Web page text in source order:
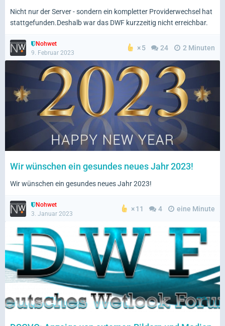
Nicht nur der Server - sondern ein kompletter Providerwechsel hat
stattgefunden.Deshalb war das DWF kurzzeitig nicht erreichbar.
Nohwet
9. Februar 2023
5 24 2 Minuten
Wir wünschen ein gesundes neues Jahr 2023!
Wir wünschen ein gesundes neues Jahr 2023!
Nohwet
3. Januar 2023
11 4 eine Minute